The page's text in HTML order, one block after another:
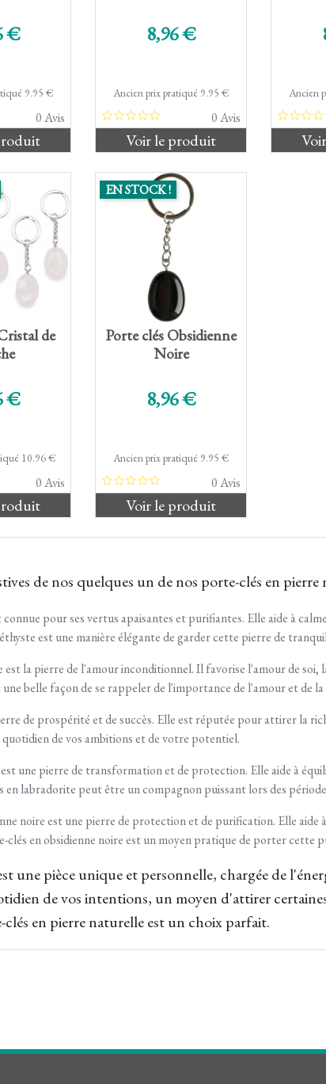
base
€
9.95 €
0 Avis
Prix de base
8,96 €
Ancien prix pratiqué 9.95 €
0 Avis
Voir le produit
Ancien
de
base
€
10.96 €
0 Avis
Porte clés Obsidienne
Noire
Prix de base
8,96 €
Ancien prix pratiqué 9.95 €
0 Avis
EN STOCK !
Voir le produit
de nos quelques un de nos porte-clés en
pour ses vertus apaisantes et purifiantes. Elle aide à
est une manière élégante de garder cette pierre de
la pierre de l'amour inconditionnel. Il favorise l'amour de soi,
belle façon de se rappeler de l'importance de l'amour et de
de prospérité et de succès. Elle est réputée pour attirer la
de vos ambitions et de votre potentiel.
une pierre de transformation et de protection. Elle aide à
labradorite peut être un compagnon puissant lors des
noire est une pierre de protection et de purification. Elle aide
en obsidienne noire est un moyen pratique de porter cette
une pièce unique et personnelle, chargée de
de vos intentions, un moyen d'attirer
en pierre naturelle est un choix parfait.